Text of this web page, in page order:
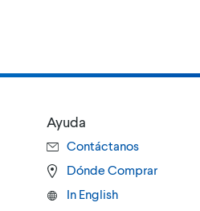
Ayuda
Contáctanos
Dónde Comprar
In English